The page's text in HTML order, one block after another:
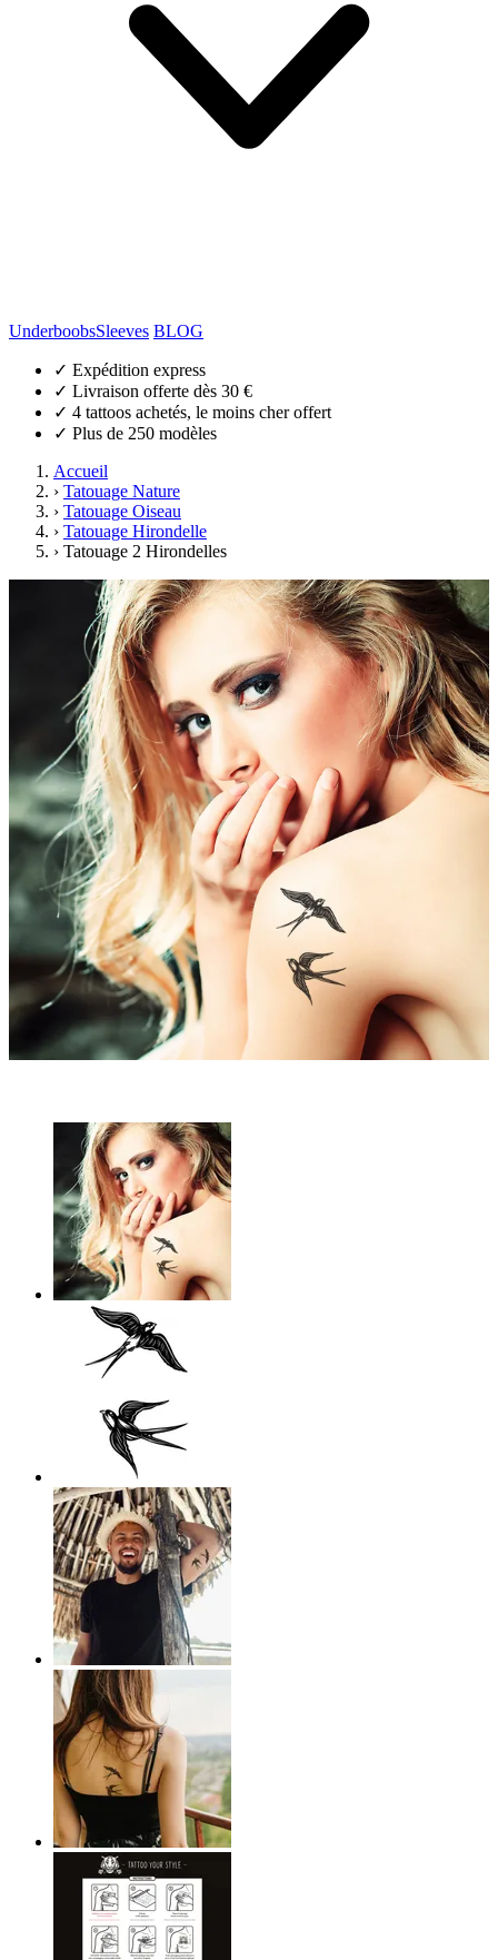
UnderboobsSleeves BLOG
✓ Expédition express
✓ Livraison offerte dès 30 €
✓ 4 tattoos achetés, le moins cher offert
✓ Plus de 250 modèles
Accueil
› Tatouage Nature
› Tatouage Oiseau
› Tatouage Hirondelle
› Tatouage 2 Hirondelles